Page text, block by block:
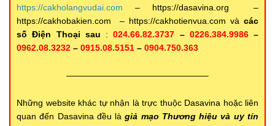
https://cakholangvudai.com – https://dasavina.org –
https://cakhobakien.com – https://cakhotienvua.com và các
số Điện Thoại sau :024.66.82.3737 – 0226.384.9986–
0962.08.3232 – 0915.08.5151 – 0904.750.363
————————————————–
Những website khác tự nhận là trực thuộc Dasavina hoặc liên
quan đến Dasavina đều làgiả mạo Thương hiệu và uy tín